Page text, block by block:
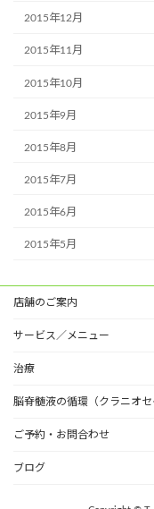
2015年12月
2015年11月
2015年10月
2015年9月
2015年8月
2015年7月
2015年6月
2015年5月
店舗のご案内
サービス／メニュー
治療
脳脊髄液の循環（クラニオ
ご予約・お問合わせ
ブログ